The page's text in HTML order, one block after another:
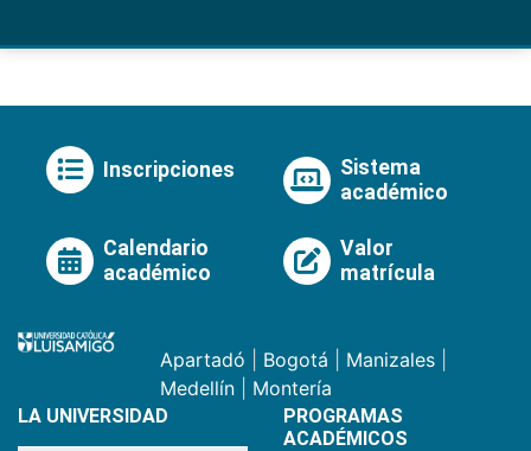
Inscripciones
Sistema
académico
Calendario
académico
Valor
matrícula
Apartadó Bogotá Manizales
Medellín
Montería
LA UNIVERSIDAD
PROGRAMAS
ACADÉMICOS